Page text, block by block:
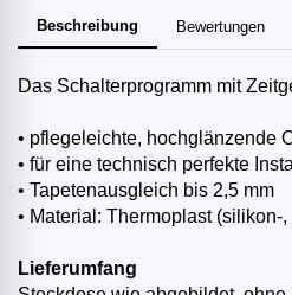
Beschreibung Bewertungen
Das Schalterprogramm mit
• pflegeleichte, hochglänzende
• für eine technisch perfekte
• Tapetenausgleich bis 2,5 mm
• Material: Thermoplast (silikon-
Lieferumfang